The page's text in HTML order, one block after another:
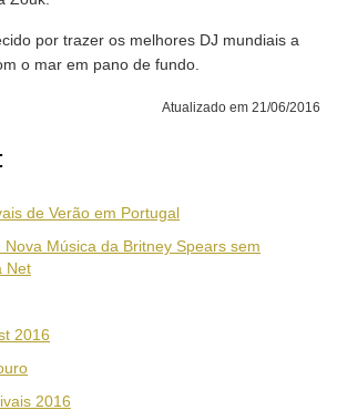
por trazer os melhores DJ mundiais a
o mar em pano de fundo.
Atualizado em 21/06/2016
de Verão em Portugal
Nova Música da Britney Spears sem
Net
2016
2016